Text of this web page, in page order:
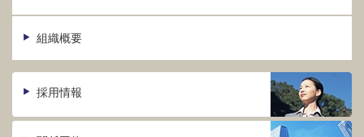
組織概要
採用情報